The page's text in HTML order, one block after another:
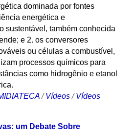
dominada por fontes
energética e
sustentável, também conhecida
e 2. os conversores
ou células a combustível,
processos químicos para
como hidrogênio e etanol
/Vídeos /Vídeos
um Debate Sobre